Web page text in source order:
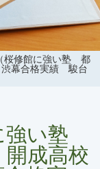
桜修館に強い塾 都
渋幕合格実績 駿台
強い塾
成高校